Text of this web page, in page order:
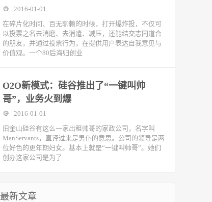
2016-01-01
在碎片化时间、百无聊赖的时候，打开爆炸投，不仅可
以投票之名去消磨、去消遣、减压，还能结交志同道合
的朋友，并通过投票行为，在提供用户表达自我意见与
价值观。一个80后海归创业
O2O新模式：硅谷推出了“一键叫帅
哥”，业务火到爆
2016-01-01
旧金山硅谷有这么一家出租帅哥的家政公司，名字叫
ManServants，直译过来是男仆的意思。公司的领导是两
位好色的更年期妇女。基本上就是“一键叫帅哥”。她们
创办这家公司是为了
最新文章